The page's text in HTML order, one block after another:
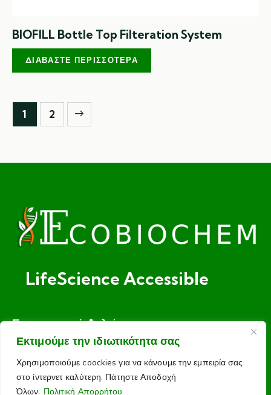
Εκτιμούμε την ιδιωτικότητα σας
Χρησιμοποιούμε coockies για να κάνουμε την εμπειρία σας
στο ίντερνετ καλύτερη. Πάτηστε Αποδοχή
Όλων. Πολιτική Απορρήτου
BIOFILL Bottle Top Filteration System
ΔΙΑΒΆΣΤΕ ΠΕΡΙΣΣΌΤΕΡΑ
1 2
→
LifeScience Accessible
Ενημερωτικό Δελτίο
Το email σας